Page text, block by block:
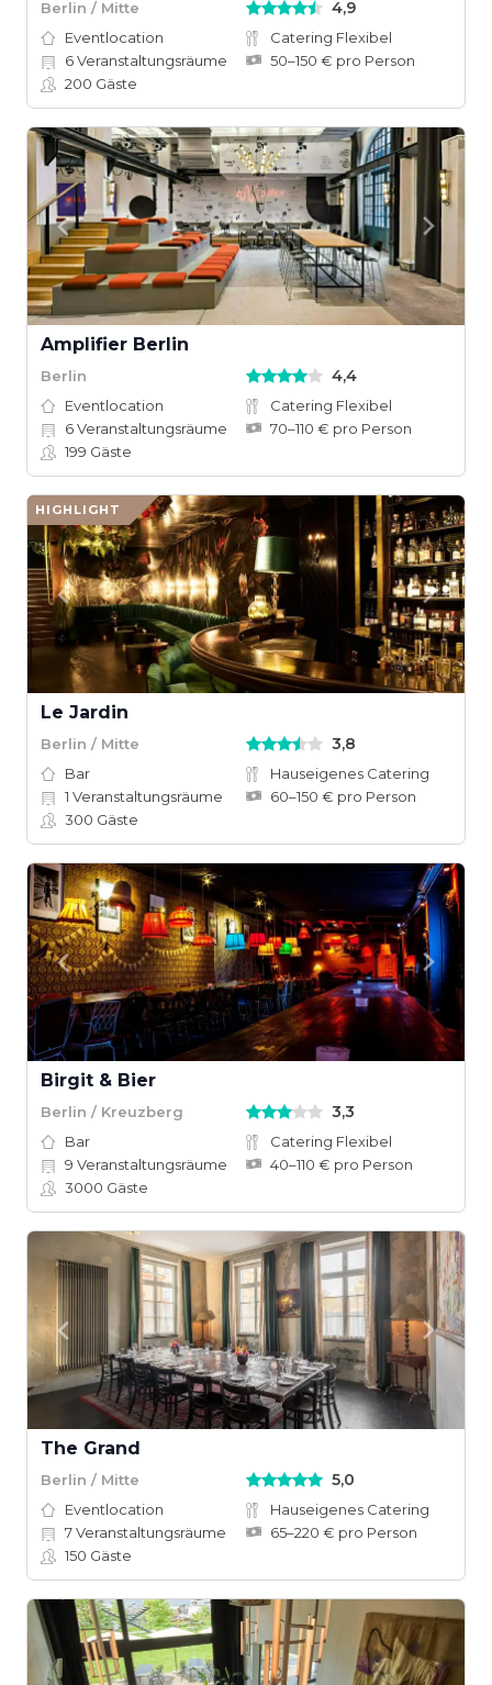
Berlin / Mitte 4,9
Eventlocation
Catering Flexibel
6Veranstaltungsräume
50–150 € pro Person
200 Gäste
Amplifier Berlin
Berlin 4,4
Eventlocation
Catering Flexibel
6Veranstaltungsräume
70–110 € pro Person
199 Gäste
HIGHLIGHT
Le Jardin
Berlin / Mitte 3,8
Bar
Hauseigenes Catering
1 Veranstaltungsräume
60–150 € pro Person
300 Gäste
Birgit & Bier
Berlin / Kreuzberg 3,3
Bar
Catering Flexibel
9 Veranstaltungsräume
40–110 € pro Person
3000 Gäste
The Grand
Berlin / Mitte 5,0
Eventlocation
Hauseigenes Catering
7Veranstaltungsräume
65–220 € pro Person
150 Gäste